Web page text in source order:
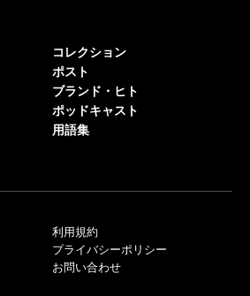
コレクション
ポスト
ブランド・ヒト
ポッドキャスト
用語集
利用規約
プライバシーポリシー
お問い合わせ